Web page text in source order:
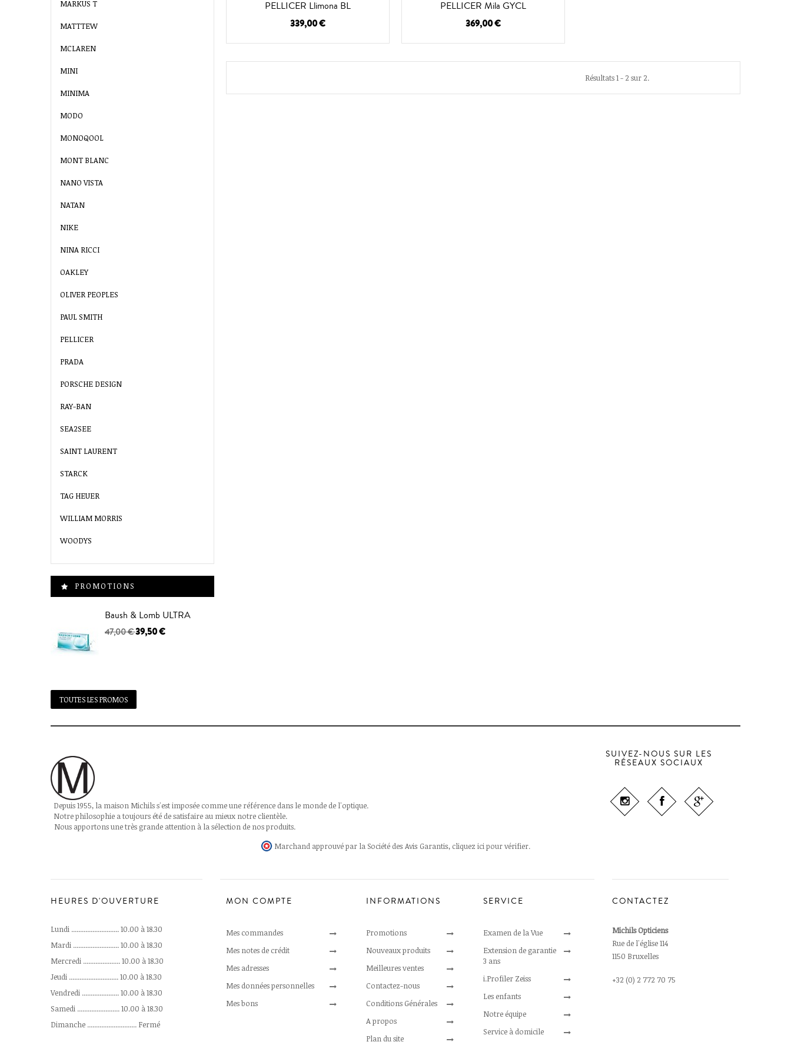
MARKUS T
MATTTEW
MCLAREN
MINI
MINIMA
MODO
MONOQOOL
MONT BLANC
NANO VISTA
NATAN
NIKE
NINA RICCI
OAKLEY
OLIVER PEOPLES
PAUL SMITH
PELLICER
PRADA
PORSCHE DESIGN
RAY-BAN
SEA2SEE
SAINT LAURENT
STARCK
TAG HEUER
WILLIAM MORRIS
WOODYS
PROMOTIONS
Baush & Lomb ULTRA
47,00 €39,50 €
TOUTES LES PROMOS
PELLICER Llimona BL
339,00 €
PELLICER Mila GYCL
369,00 €
Résultats 1 - 2 sur 2.
Depuis 1955, la maison Michils s'est imposée comme une référence dans le monde de l'optique.
Notre philosophie a toujours été de satisfaire au mieux notre clientèle.
Nous apportons une très grande attention à la sélection de nos produits.
SUIVEZ-NOUS SUR LES
RÉSEAUX SOCIAUX
Marchand approuvé par la Société des Avis Garantis, cliquez ici pour vérifier.
HEURES D'OUVERTURE
Lundi ........................... 10.00 à 18.30
Mardi .......................... 10.00 à 18.30
Mercredi ..................... 10.00 à 18.30
Jeudi ............................ 10.00 à 18.30
Vendredi ..................... 10.00 à 18.30
Samedi ........................ 10.00 à 18.30
Dimanche ............................ Fermé
MON COMPTE
Mes commandes
Mes notes de crédit
Mes adresses
Mes données personnelles
Mes bons
INFORMATIONS
Promotions
Nouveaux produits
Meilleures ventes
Contactez-nous
Conditions Générales
A propos
Plan du site
SERVICE
Examen de la Vue
Extension de garantie
3 ans
i.Profiler Zeiss
Les enfants
Notre équipe
Service à domicile
CONTACTEZ
Michils Opticiens
Rue de l'église 114
1150 Bruxelles
+32 (0) 2 772 70 75